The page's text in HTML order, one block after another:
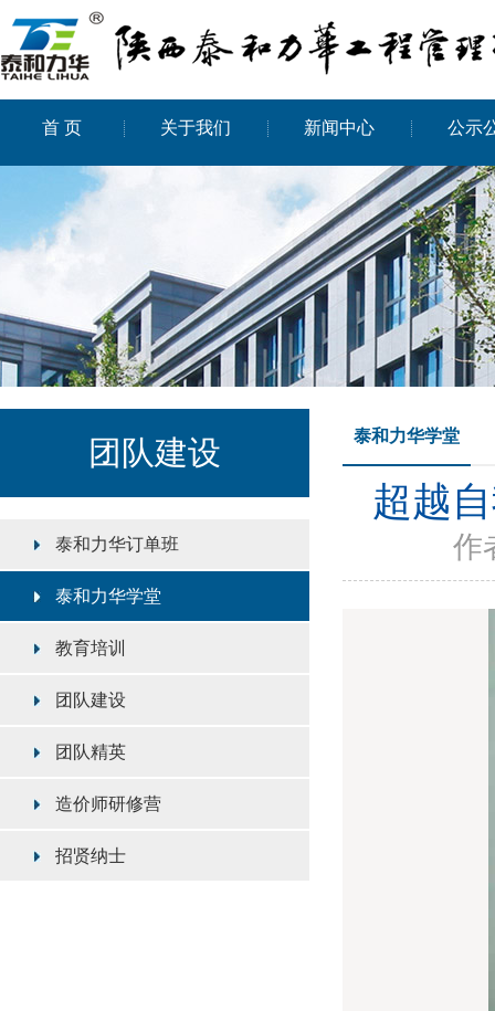
首 页 关于我们 新闻中心 公示
团队建设
泰和力华订单班
泰和力华学堂
教育培训
团队建设
团队精英
造价师研修营
招贤纳士
泰和力华学堂
超越
作